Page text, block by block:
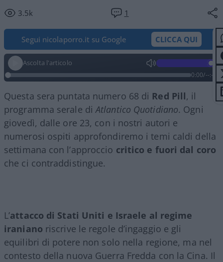
3.5k 1
Segui nicolaporro.it su Google CLICCA QUI
Ascolta l'articolo
0:00/--:--
Questa sera puntata numero 68 di Red Pill, il
programma serale diAtlantico Quotidiano. Ogni
giovedì, dalle ore 23, con i nostri autori e
numerosi ospiti approfondiremo i temi caldi della
settimana con l’approccio critico e fuori dal coro
che ci contraddistingue.
L’attacco di Stati Uniti e Israele al regime
iraniano riscrive le regole d’ingaggio e gli
equilibri di potere non solo nella regione, ma nel
contesto della nuova Guerra Fredda con la Cina. Il